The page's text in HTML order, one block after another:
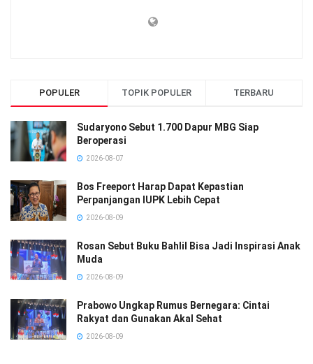
POPULER TOPIK POPULER TERBARU
Sudaryono Sebut 1.700 Dapur MBG Siap
Beroperasi
2026-08-07
Bos Freeport Harap Dapat Kepastian
Perpanjangan IUPK Lebih Cepat
2026-08-09
Rosan Sebut Buku Bahlil Bisa Jadi Inspirasi Anak
Muda
2026-08-09
Prabowo Ungkap Rumus Bernegara: Cintai
Rakyat dan Gunakan Akal Sehat
2026-08-09